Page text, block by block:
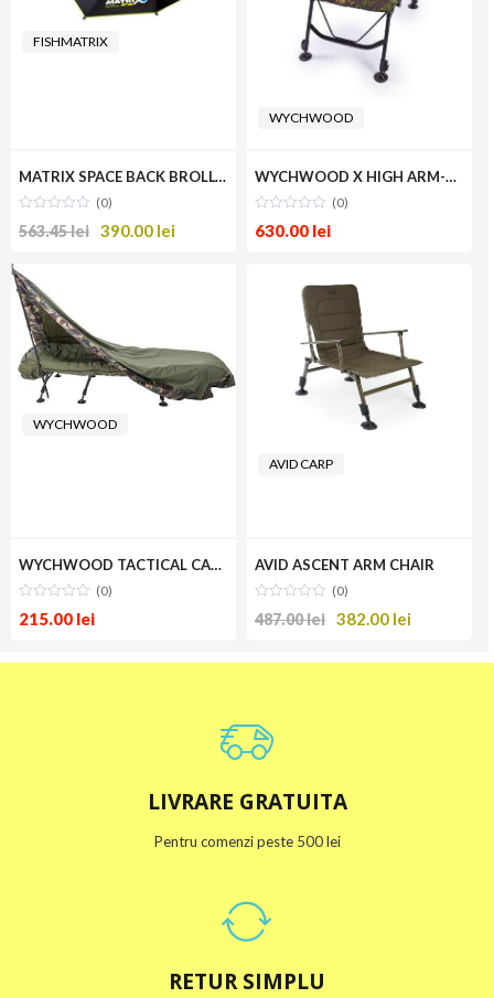
FISHMATRIX
MATRIX SPACE BACK BROLLY 125
(0)
563.45lei 390.00 lei
WYCHWOOD
WYCHWOOD X HIGH ARM-CHAIR
(0)
630.00 lei
WYCHWOOD
WYCHWOOD TACTICAL CARP TARP
(0)
215.00 lei
AVID CARP
AVID ASCENT ARM CHAIR
(0)
487.00lei 382.00 lei
LIVRARE GRATUITA
Pentru comenzi peste 500 lei
RETUR SIMPLU